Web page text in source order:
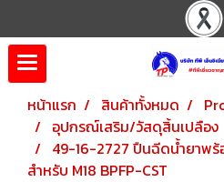
หน้าแรก สินค้าทั้งหมด
อุปกรณ์เสริม/วัสดุสิ้นเปลือง
49-16-2727 ปืนฉีดน้ำยาพ
สำหรับ M18 BPFP-CST